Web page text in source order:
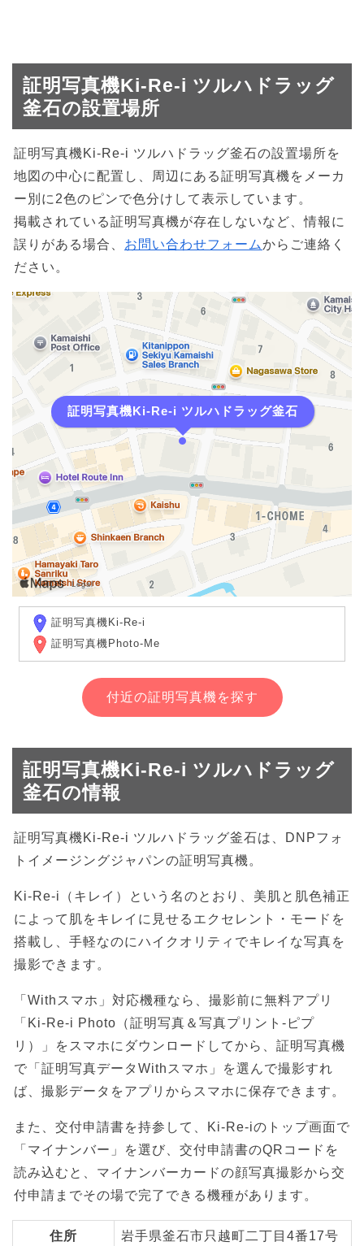
証明写真機Ki-Re-i ツルハドラッグ
釜石の設置場所
証明写真機Ki-Re-i ツルハドラッグ釜石の設置場所を
地図の中心に配置し、周辺にある証明写真機をメーカ
ー別に2色のピンで色分けして表示しています。
掲載されている証明写真機が存在しないなど、情報に
誤りがある場合、 お問い合わせフォームからご連絡く
ださい。
証明写真機Ki-Re-i ツルハドラッグ釜石
証明写真機Ki-Re-i
証明写真機Photo-Me
付近の証明写真機を探す
証明写真機Ki-Re-i ツルハドラッグ
釜石の情報
証明写真機Ki-Re-i ツルハドラッグ釜石は、DNPフォ
トイメージングジャパンの証明写真機。
Ki-Re-i（キレイ）という名のとおり、美肌と肌色補正
によって肌をキレイに見せるエクセレント・モードを
搭載し、手軽なのにハイクオリティでキレイな写真を
撮影できます。
「Withスマホ」対応機種なら、撮影前に無料アプリ
「Ki-Re-i Photo（証明写真＆写真プリント-ピプ
リ）」をスマホにダウンロードしてから、証明写真機
で「証明写真データWithスマホ」を選んで撮影すれ
ば、撮影データをアプリからスマホに保存できます。
また、交付申請書を持参して、Ki-Re-iのトップ画面で
「マイナンバー」を選び、交付申請書のQRコードを
読み込むと、マイナンバーカードの顔写真撮影から交
付申請までその場で完了できる機種があります。
住所
岩手県釜石市只越町二丁目4番17号